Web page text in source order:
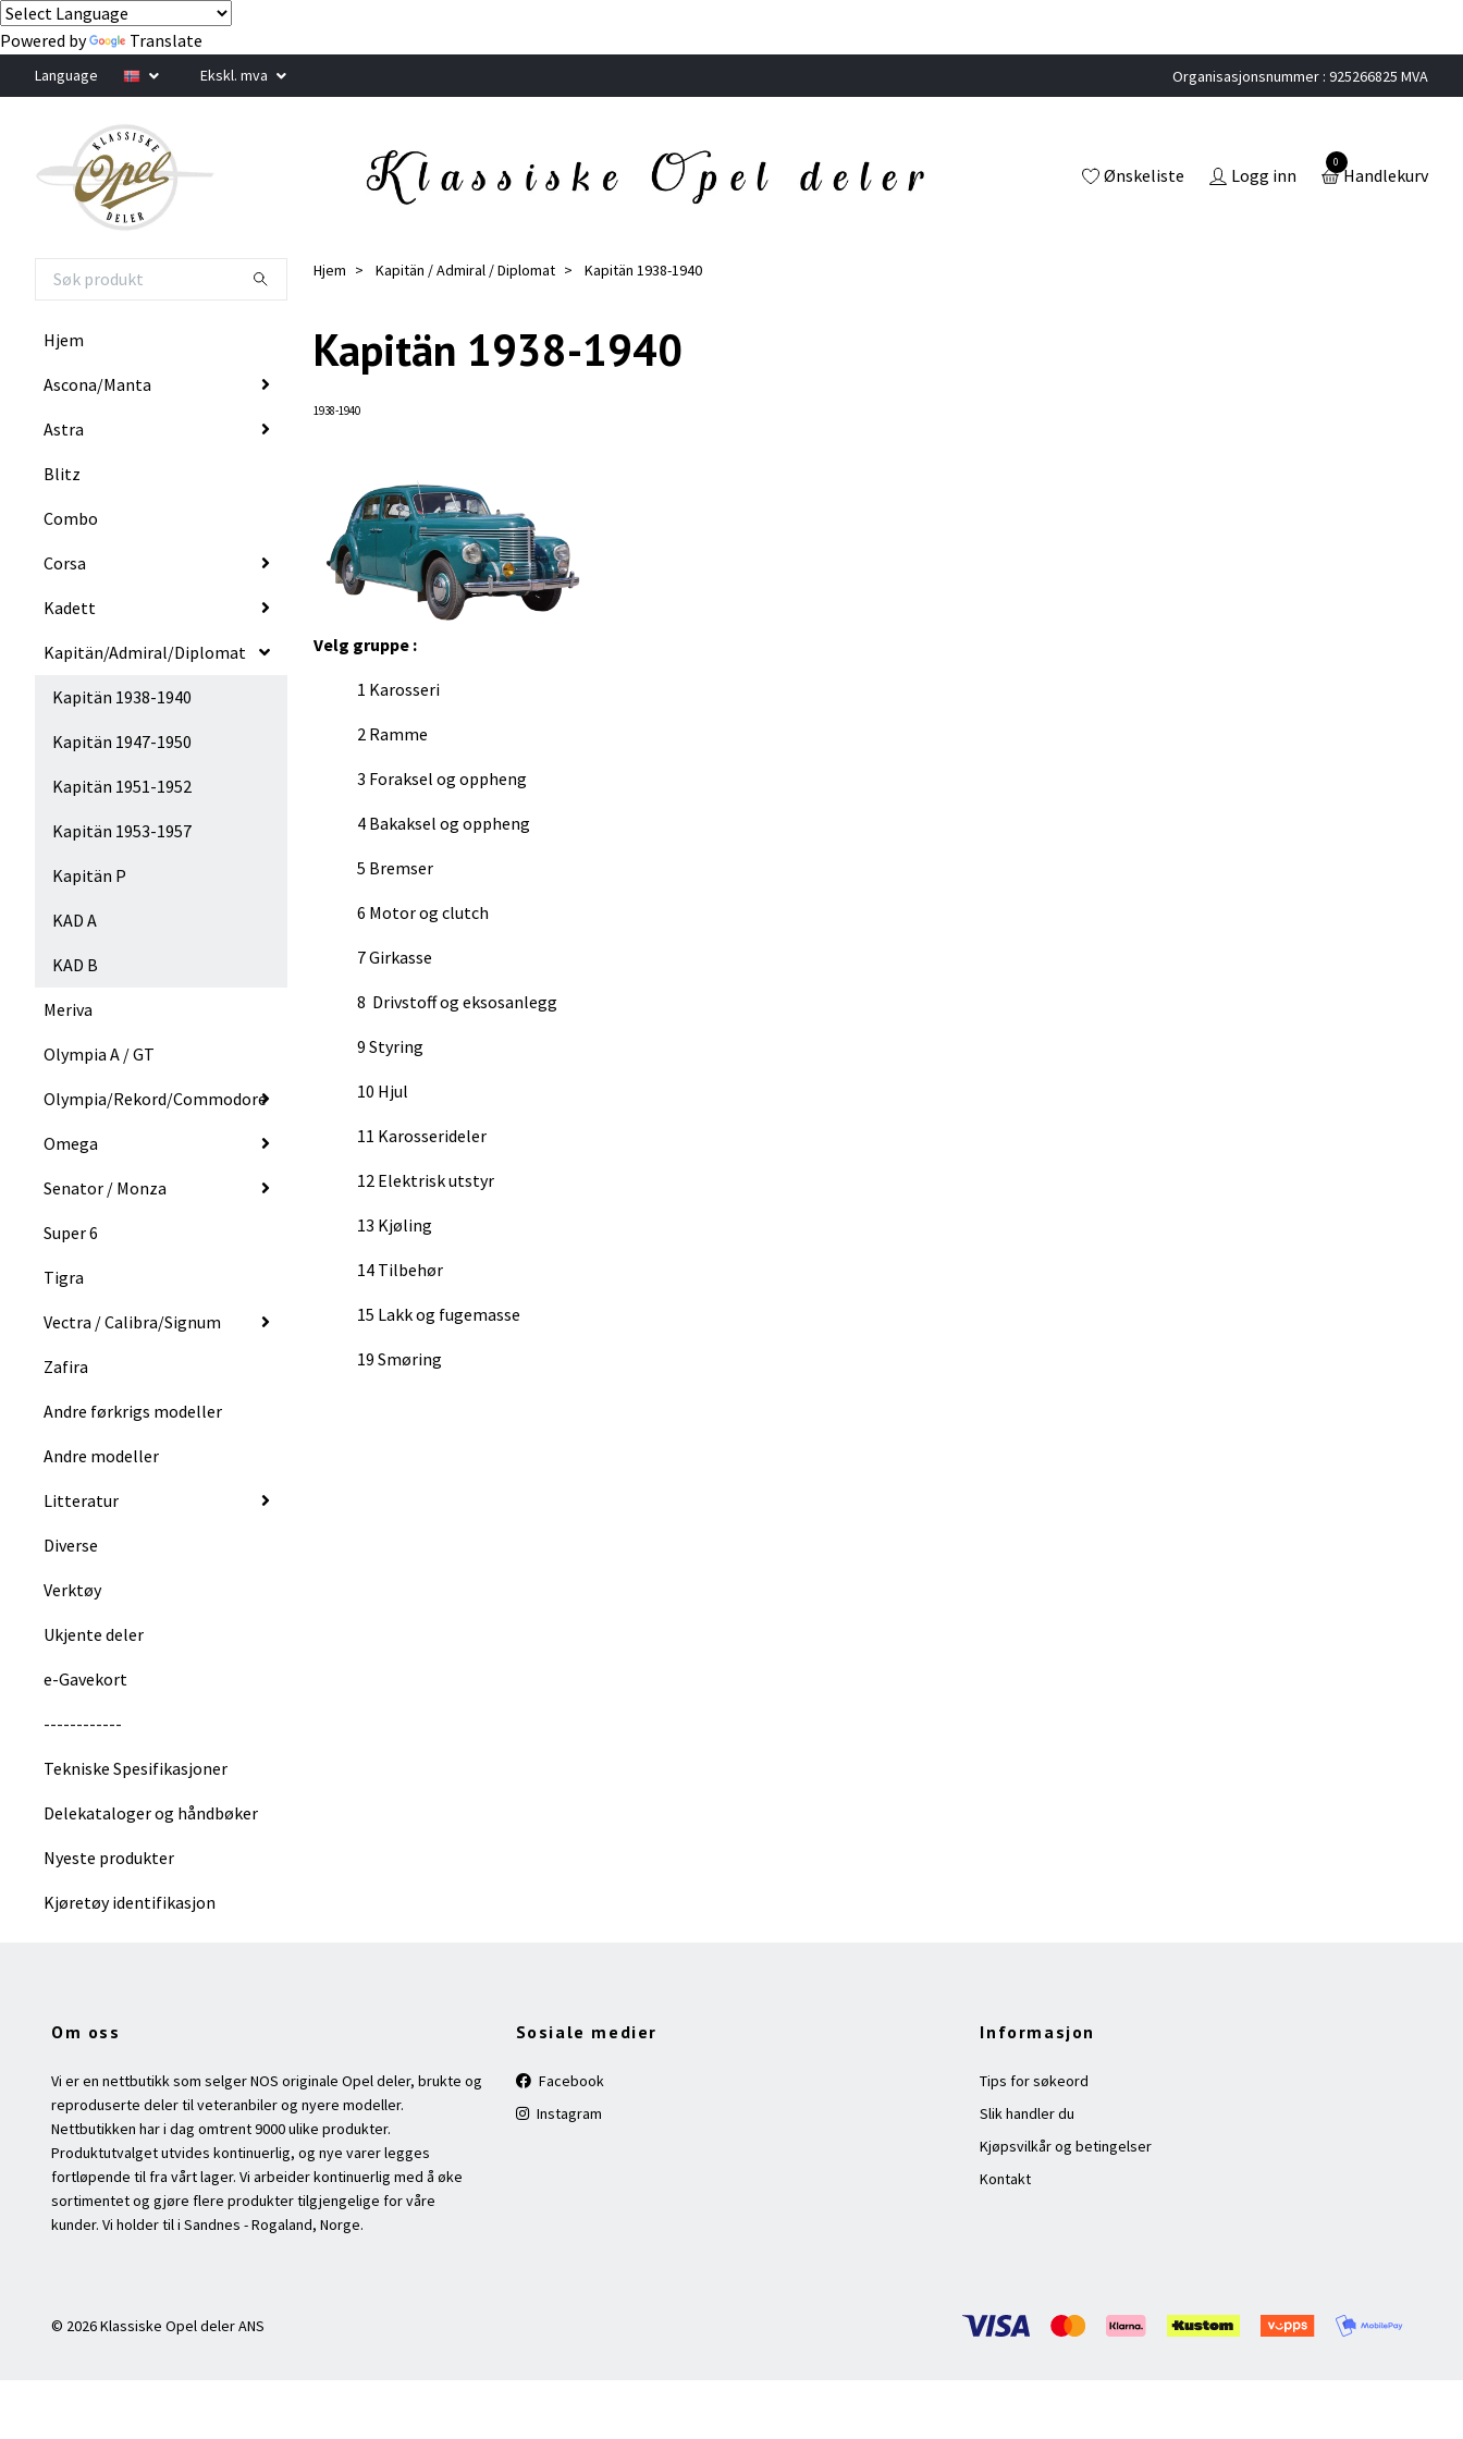
Powered by Translate
Language Ekskl. mva Organisasjonsnummer : 925266825 MVA
Ønskeliste Logg inn
0
Handlekurv
Hjem
Ascona/Manta
Astra
Blitz
Combo
Corsa
Kadett
Kapitän/Admiral/Diplomat
Kapitän 1938-1940
Kapitän 1947-1950
Kapitän 1951-1952
Kapitän 1953-1957
Kapitän P
KAD A
KAD B
Meriva
Olympia A / GT
Olympia/Rekord/Commodore
Omega
Senator / Monza
Super 6
Tigra
Vectra / Calibra/Signum
Zafira
Andre førkrigs modeller
Andre modeller
Litteratur
Diverse
Verktøy
Ukjente deler
e-Gavekort
------------
Tekniske Spesifikasjoner
Delekataloger og håndbøker
Nyeste produkter
Kjøretøy identifikasjon
Hjem Kapitän / Admiral / Diplomat Kapitän 1938-1940
Kapitän 1938-1940
1938-1940
Velg gruppe :
1 Karosseri
2 Ramme
3 Foraksel og oppheng
4 Bakaksel og oppheng
5 Bremser
6 Motor og clutch
7 Girkasse
8 Drivstoff og eksosanlegg
9 Styring
10 Hjul
11 Karosserideler
12 Elektrisk utstyr
13 Kjøling
14 Tilbehør
15 Lakk og fugemasse
19 Smøring
Om oss
Vi er en nettbutikk som selger NOS originale Opel deler, brukte og
reproduserte deler til veteranbiler og nyere modeller.
Nettbutikken har i dag omtrent 9000 ulike produkter.
Produktutvalget utvides kontinuerlig, og nye varer legges
fortløpende til fra vårt lager. Vi arbeider kontinuerlig med å øke
sortimentet og gjøre flere produkter tilgjengelige for våre
kunder. Vi holder til i Sandnes - Rogaland, Norge.
Sosiale medier
Facebook
Instagram
Informasjon
Tips for søkeord
Slik handler du
Kjøpsvilkår og betingelser
Kontakt
© 2026 Klassiske Opel deler ANS